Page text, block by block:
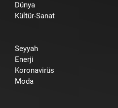
Dünya
Kültür-Sanat
Seyyah
Enerji
Koronavirüs
Moda